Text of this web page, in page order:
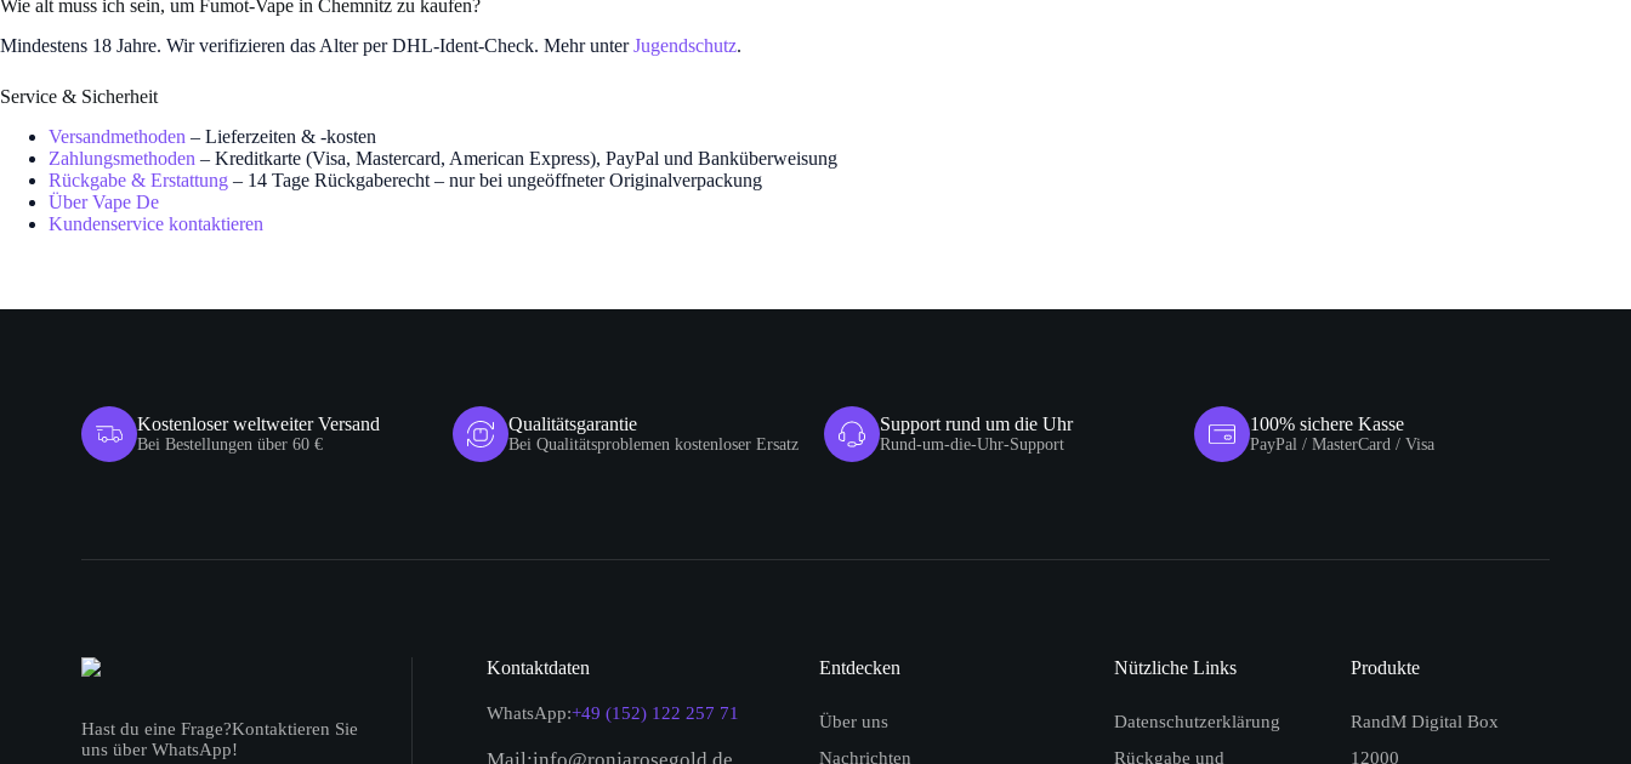
Wie alt muss ich sein, um Fumot-Vape in Chemnitz zu kaufen?
Mindestens 18 Jahre. Wir verifizieren das Alter per DHL-Ident-Check. Mehr unterJugendschutz.
Service & Sicherheit
Versandmethoden – Lieferzeiten & -kosten
Zahlungsmethoden – Kreditkarte (Visa, Mastercard, American Express), PayPal und Banküberweisung
Rückgabe & Erstattung – 14 Tage Rückgaberecht – nur bei ungeöffneter Originalverpackung
Über Vape De
Kundenservice kontaktieren
Kostenloser weltweiter Versand
Bei Bestellungen über 60 €
Qualitätsgarantie
Bei Qualitätsproblemen kostenloser Ersatz
Support rund um die Uhr
Rund-um-die-Uhr-Support
100% sichere Kasse
PayPal / MasterCard / Visa
Hast du eine Frage?Kontaktieren Sie
uns über WhatsApp!
Kontaktdaten
WhatsApp:+49 (152) 122 257 71
Entdecken
Über uns
Nachrichten
Nützliche Links
Datenschutzerklärung
Rückgabe und
Produkte
RandM Digital Box
12000